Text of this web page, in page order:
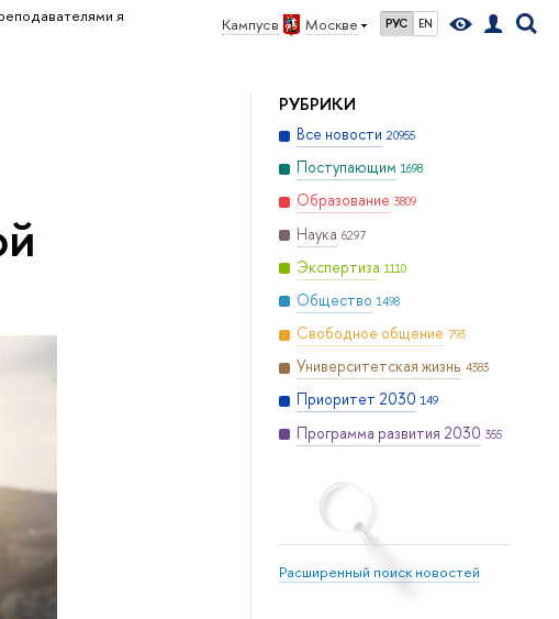
Кампус в Москве РУС EN
я
РУБРИКИ
Все новости 20955
Поступающим 1698
Образование 3809
Наука 6297
Экспертиза 1110
Общество 1498
Свободное общение 793
Университетская жизнь 4383
Приоритет 2030 149
Программа развития 2030 355
Расширенный поиск новостей